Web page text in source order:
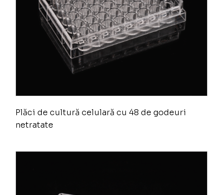
Plăci de cultură celulară cu 48 de godeuri
netratate